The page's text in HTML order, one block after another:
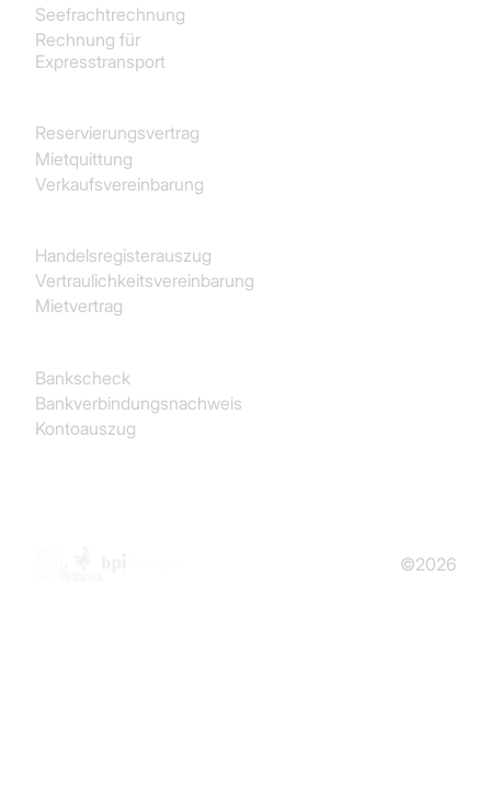
Seefrachtrechnung
Rechnung für
Expresstransport
Reservierungsvertrag
Mietquittung
Verkaufsvereinbarung
Handelsregisterauszug
Vertraulichkeitsvereinbarung
Mietvertrag
Bankscheck
Bankverbindungsnachweis
Kontoauszug
©2026